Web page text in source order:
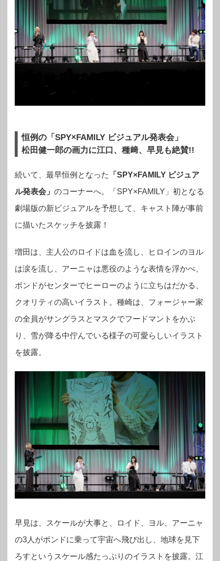
恒例の「SPY×FAMILY ビジュアル発表会」
松田健一郎の画力に江口、種﨑、早見も絶賛!!
続いて、最早恒例となった
「SPY×FAMILY ビジュア
ル発表会」 のコーナーへ。「SPY×FAMILY」初となる
劇場版の新ビジュアルを予想して、キャスト陣が事前
に描いたスケッチを披露！
増田は、主人公のロイドは血を流し、ヒロインのヨル
は涙を流し、アーニャは悪役のような表情を浮かべ、
ボンドがセンターでヒーローのように立ちはだかる、
クオリティの高いイラスト。 種崎は、フォージャー家
の全員がサングラスとマスクでフードマントをかぶ
り、雪が降る中佇んでいる様子の可愛らしいイラスト
を披露。
早見は、スケールが大事と、ロイド、ヨル、アーニャ
の3人がボンドに乗って宇宙へ飛び出し、地球を見下
ろすというスケール感たっぷりのイラストを披露。 江